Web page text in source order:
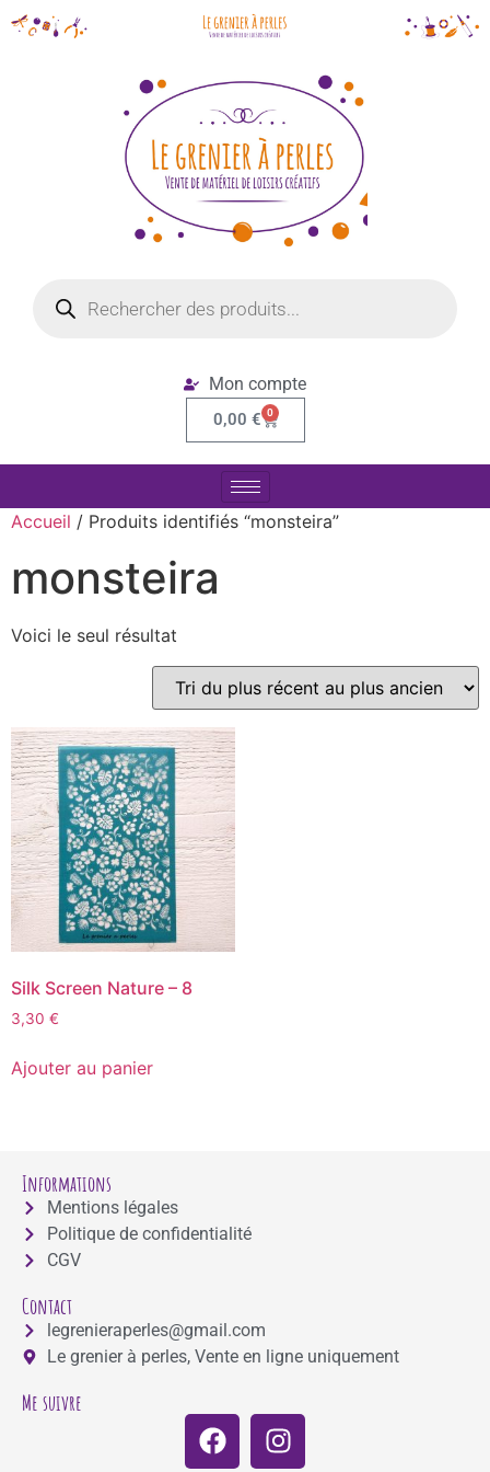
Mon compte
0,00 € 0
Accueil / Produits identifiés “monsteira”
monsteira
Voici le seul résultat
Silk Screen Nature – 8
3,30 €
Ajouter au panier
Informations
Mentions légales
Politique de confidentialité
CGV
Contact
legrenieraperles@gmail.com
Le grenier à perles, Vente en ligne uniquement
Me suivre